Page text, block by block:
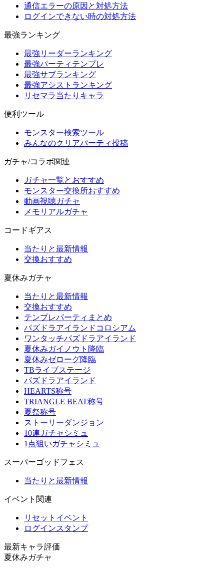
通信エラーの原因と対処方法
ログインできない時の対処方法
最強ランキング
最強リーダーランキング
最強パーティテンプレ
最強サブランキング
最強アシストランキング
リセマラ当たりキャラ
便利ツール
モンスター検索ツール
みんなのクリアパーティ投稿
ガチャ/コラボ関連
ガチャ一覧とおすすめ
モンスター交換所おすすめ
動画視聴ガチャ
メモリアルガチャ
コードギアス
当たりと最新情報
交換おすすめ
夏休みガチャ
当たりと最新情報
交換おすすめ
テンプレパーティまとめ
パズドラアイランドコロシアム
ワンタッチパズドラアイランド
夏休みガイノウト降臨
夏休みゼローグ降臨
TBライブステージ
パズドラアイランド
HEARTS称号
TRIANGLE BEAT称号
夏祭称号
ストーリーダンジョン
10連ガチャシミュ
1点狙いガチャシミュ
スーパーゴッドフェス
当たりと最新情報
イベント関連
リセットイベント
ログインスタンプ
最新キャラ評価
夏休みガチャ